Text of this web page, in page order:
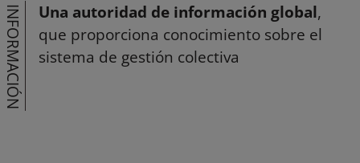
INFORMACIÓN Una autoridad de información global,
que proporciona conocimiento sobre el
sistema de gestión colectiva